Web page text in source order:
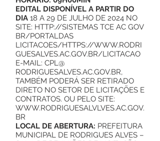
EDITAL DISPONÍVEL A PARTIR DO
DIA 18 A 29 DE JULHO DE 2024 NO
SITE: HTTP://SISTEMAS TCE AC GOV
BR/PORTALDAS
LICITACOES/HTTPS://WWW.RODRI
GUESALVES.AC.GOV.BR/LICITACAO
E-MAIL: CPL@
RODRIGUESALVES.AC.GOV.BR,
TAMBÉM PODERÁ SER RETIRADO
DIRETO NO SETOR DE LICITAÇÕES E
CONTRATOS. OU PELO SITE:
WWW.RODRIGUESALVLVES.AC.GOV.
BR
LOCAL DE ABERTURA: PREFEITURA
MUNICIPAL DE RODRIGUES ALVES –